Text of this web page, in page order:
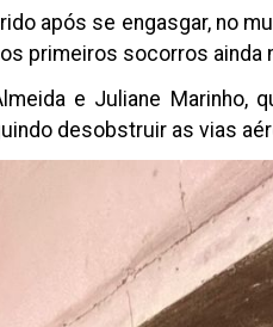
após se engasgar, no
primeiros socorros ainda
e Juliane Marinho,
desobstruir as vias